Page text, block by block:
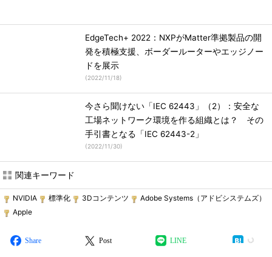
EdgeTech+ 2022：NXPがMatter準拠製品の開
発を積極支援、ボーダールーターやエッジノー
ドを展示
(2022/11/18)
今さら聞けない「IEC 62443」（2）：安全な
工場ネットワーク環境を作る組織とは？ その
手引書となる「IEC 62443-2」
(2022/11/30)
関連キーワード
NVIDIA 標準化 3Dコンテンツ
Adobe Systems（アドビシステムズ）
Apple
Share Post LINE